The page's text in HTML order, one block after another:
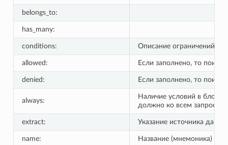
belongs_to:
has_many:
conditions: Описание ограничений на
allowed: Если заполнено, то
denied: Если заполнено, то
always:
Наличие условий в блоке
должно ко всем запросам
extract: Указание источника
name: Название (мнемоника)